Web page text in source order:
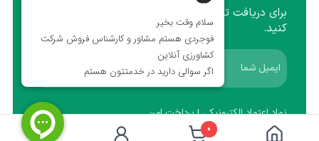
برای دریافت تخفیف ها و آموزش ها ایمیل خود را وارد
کنید.
نماد اعتماد الکترونیکی | پرداخت امن
0